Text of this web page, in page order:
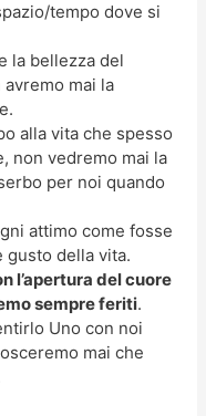
tempo dove si
la bellezza del
mai la
alla vita che spesso
non vedremo mai la
per noi quando
attimo come fosse
gusto della vita.
l’apertura del cuore
sempre feriti.
Uno con noi
mai che